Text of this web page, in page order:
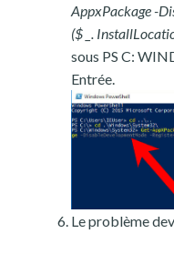
AppxPackage -
($ _.
sous PS C:
Entrée.
Le problème